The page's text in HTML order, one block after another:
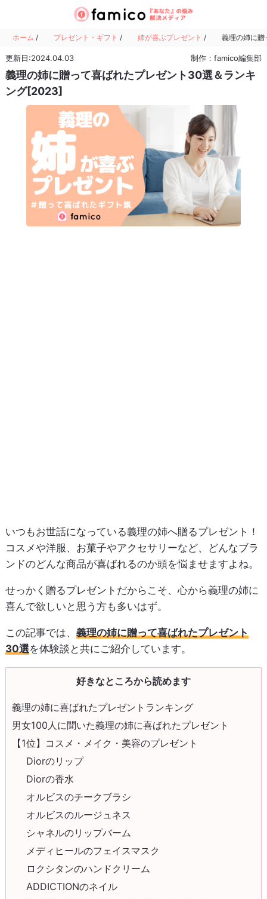
ホーム / プレゼント・ギフト / 姉が喜ぶプレゼント / 義理の姉に
更新日:2024.04.03 制作：famico編集部
義理の姉に贈って喜ばれたプレゼント30選＆ランキ
ング[2023]
いつもお世話になっている義理の姉へ贈るプレゼント！
コスメや洋服、お菓子やアクセサリーなど、どんなブラ
ンドのどんな商品が喜ばれるのか頭を悩ませますよね。
せっかく贈るプレゼントだからこそ、心から義理の姉に
喜んで欲しいと思う方も多いはず。
この記事では、 義理の姉に贈って喜ばれたプレゼント
30選を体験談と共にご紹介しています。
好きなところから読めます
義理の姉に喜ばれたプレゼントランキング
男女100人に聞いた義理の姉に喜ばれたプレゼント
【1位】コスメ・メイク・美容のプレゼント
Diorのリップ
Diorの香水
オルビスのチークブラシ
オルビスのルージュネス
シャネルのリップバーム
メディヒールのフェイスマスク
ロクシタンのハンドクリーム
ADDICTIONのネイル